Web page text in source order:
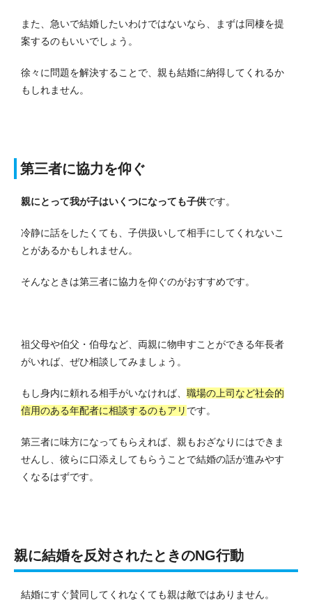
また、急いで結婚したいわけではないなら、まずは同棲を提
案するのもいいでしょう。
徐々に問題を解決することで、親も結婚に納得してくれるか
もしれません。
第三者に協力を仰ぐ
親にとって我が子はいくつになっても子供です。
冷静に話をしたくても、子供扱いして相手にしてくれないこ
とがあるかもしれません。
そんなときは第三者に協力を仰ぐのがおすすめです。
祖父母や伯父・伯母など、両親に物申すことができる年長者
がいれば、ぜひ相談してみましょう。
もし身内に頼れる相手がいなければ、 職場の上司など社会的
信用のある年配者に相談するのもアリ です。
第三者に味方になってもらえれば、親もおざなりにはできま
せんし、彼らに口添えしてもらうことで結婚の話が進みやす
くなるはずです。
親に結婚を反対されたときのNG行動
結婚にすぐ賛同してくれなくても親は敵ではありません。